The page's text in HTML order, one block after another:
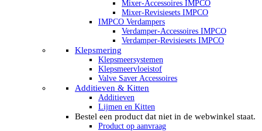
Mixer-Accessoires IMPCO
Mixer-Revisiesets IMPCO
IMPCO Verdampers
Verdamper-Accessoires IMPCO
Verdamper-Revisiesets IMPCO
Klepsmering
Klepsmeersystemen
Klepsmeervloeistof
Valve Saver Accessoires
Additieven & Kitten
Additieven
Lijmen en Kitten
Bestel een product dat niet in de webwinkel staat.
Product op aanvraag